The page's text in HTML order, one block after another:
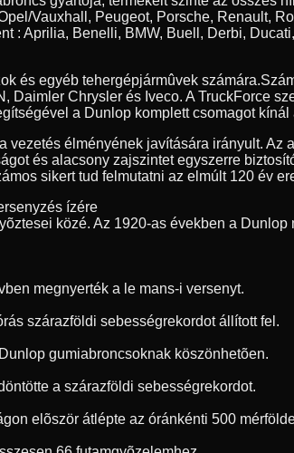
Vauxhall, Peugeot, Porsche, Renault,
: Aprilia, Benelli, BMW, Buell, Derbi,
és egyéb tehergépjármûvek számára.
Chrysler és Iveco. A TruckForce
a Dunlop komplett csomagot kínál
élményének javítására irányult.
és alacsony zajszintet egyszerre
sikert tud felmutatni az elmúlt 120 év
ízére
közé. Az 1920-as években a
megnyerték a le mans-i versenyt.
szárazföldi sebességrekordot állított fel.
gumiabroncsoknak köszönhetõen.
a szárazföldi sebességrekordot.
elõször átlépte az óránkénti 500